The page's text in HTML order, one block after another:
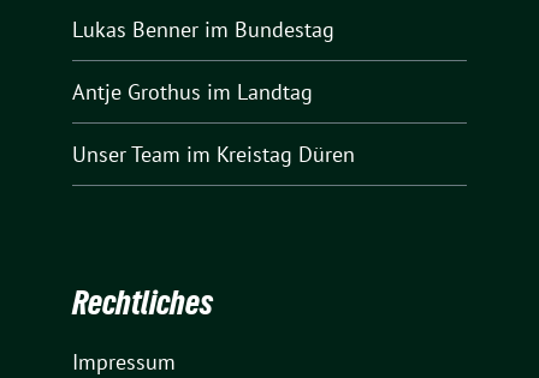
Lukas Benner im Bundestag
Antje Grothus im Landtag
Unser Team im Kreistag Düren
Rechtliches
Impressum